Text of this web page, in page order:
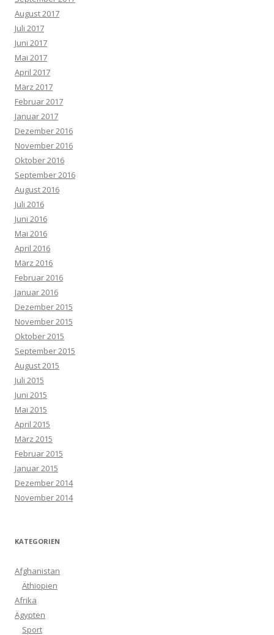
August 2017
Juli 2017
Juni 2017
Mai 2017
April 2017
März 2017
Februar 2017
Januar 2017
Dezember 2016
November 2016
Oktober 2016
September 2016
August 2016
Juli 2016
Juni 2016
Mai 2016
April 2016
März 2016
Februar 2016
Januar 2016
Dezember 2015
November 2015
Oktober 2015
September 2015
August 2015
Juli 2015
Juni 2015
Mai 2015
April 2015
März 2015
Februar 2015
Januar 2015
Dezember 2014
November 2014
KATEGORIEN
Afghanistan
Äthiopien
Afrika
Ägypten
Sport